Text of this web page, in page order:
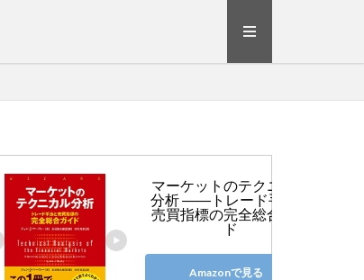
マーケットのテクニカル
分析 ――トレード手法と
売買指標の完全総合ガイ
ド
Amazonで見る